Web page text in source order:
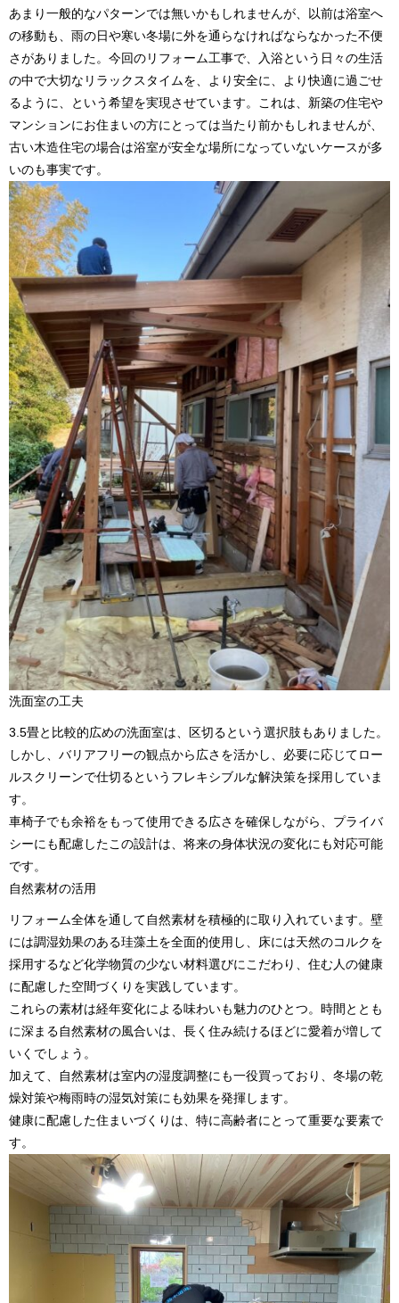
あまり一般的なパターンでは無いかもしれませんが、以前は浴室へ
の移動も、雨の日や寒い冬場に外を通らなければならなかった不便
さがありました。今回のリフォーム工事で、入浴という日々の生活
の中で大切なリラックスタイムを、より安全に、より快適に過ごせ
るように、という希望を実現させています。これは、新築の住宅や
マンションにお住まいの方にとっては当たり前かもしれませんが、
古い木造住宅の場合は浴室が安全な場所になっていないケースが多
いのも事実です。
洗面室の工夫
3.5畳と比較的広めの洗面室は、区切るという選択肢もありました。
しかし、バリアフリーの観点から広さを活かし、必要に応じてロー
ルスクリーンで仕切るというフレキシブルな解決策を採用していま
す。
車椅子でも余裕をもって使用できる広さを確保しながら、プライバ
シーにも配慮したこの設計は、将来の身体状況の変化にも対応可能
です。
自然素材の活用
リフォーム全体を通して自然素材を積極的に取り入れています。壁
には調湿効果のある珪藻土を全面的使用し、床には天然のコルクを
採用するなど化学物質の少ない材料選びにこだわり、住む人の健康
に配慮した空間づくりを実践しています。
これらの素材は経年変化による味わいも魅力のひとつ。時間ととも
に深まる自然素材の風合いは、長く住み続けるほどに愛着が増して
いくでしょう。
加えて、自然素材は室内の湿度調整にも一役買っており、冬場の乾
燥対策や梅雨時の湿気対策にも効果を発揮します。
健康に配慮した住まいづくりは、特に高齢者にとって重要な要素で
す。